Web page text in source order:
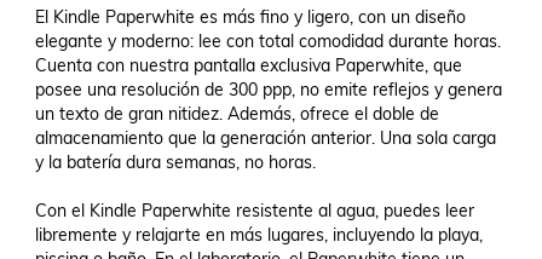
El Kindle Paperwhite es más fino y ligero, con un diseño
elegante y moderno: lee con total comodidad durante horas.
Cuenta con nuestra pantalla exclusiva Paperwhite, que
posee una resolución de 300 ppp, no emite reflejos y genera
un texto de gran nitidez. Además, ofrece el doble de
almacenamiento que la generación anterior. Una sola carga
y la batería dura semanas, no horas.
Con el Kindle Paperwhite resistente al agua, puedes leer
libremente y relajarte en más lugares, incluyendo la playa,